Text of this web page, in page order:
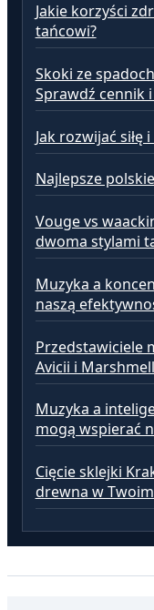
Jakie korzyści
tańcowi?
Skoki ze
Sprawdź cennik
Jak rozwijać siłę
Najlepsze
Vouge vs
dwoma stylami
Muzyka a
naszą
Przedstawiciele
Avicii i
Muzyka a
mogą wspierać
Cięcie sklejki
drewna w